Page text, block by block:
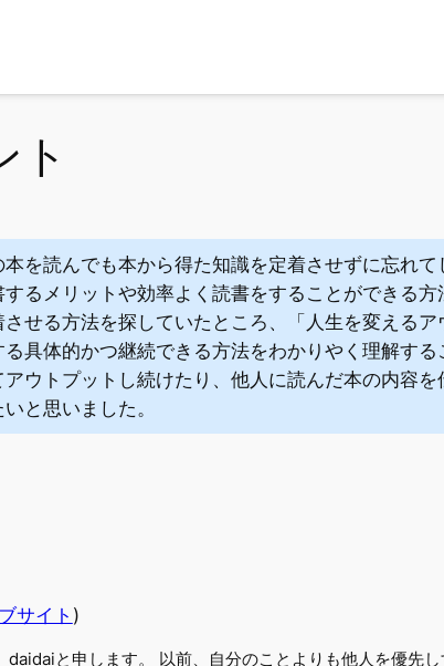
ト
本を読んでも本から得た知識を定着させずに忘れ
するメリットや効率よく読書をすることができる
させる方法を探していたところ、「人生を変える
る具体的かつ継続できる方法をわかりやく理解す
アウトプットし続けたり、他人に読んだ本の内容
と思いました。
サイト )
daidaiと申します。 以前、自分のことよりも他人を優先